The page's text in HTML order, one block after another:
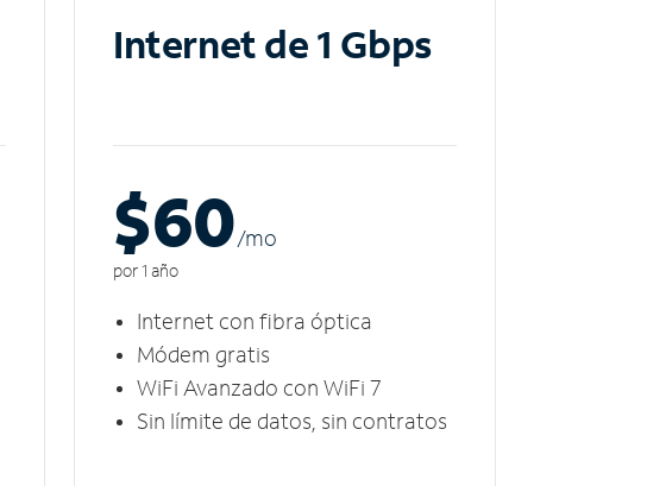
Internet de 1 Gbps
$60/mo
por 1 año
Internet con fibra óptica
Módem gratis
WiFi Avanzado con WiFi 7
Sin límite de datos, sin contratos